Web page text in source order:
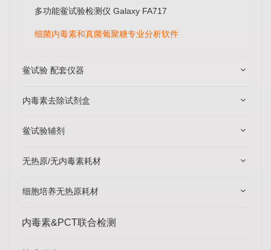
多功能鲎试验检测仪 Galaxy FA717
细菌内毒素和真菌葡聚糖专业分析软件
鲎试验 配套仪器
内毒素去除试剂盒
鲎试验辅剂
无热原/无内毒素耗材
细胞培养无热原耗材
内毒素&PCT联合检测